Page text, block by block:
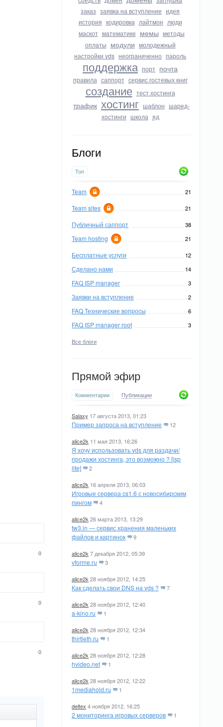
заказ заявка на вступление идея
история кодировка лайтмон люди
маскот математике мемы методы
оплаты модули молодежный
настройки vds неограниченно пароль
поддержка порт почта
правила саппорт сервис гостевых книг
создание тест хостинга
трафик хостинг шаблон шаред-
хостинги школа яд
Блоги
Топ
Team 21
Team sites 21
Публичный саппорт 38
Team hosting 21
Бесплатные услуги 12
Сделано нами 14
FAQ ISP manager 3
Заявки на вступление 2
FAQ Технические вопросы 6
FAQ ISP manager root 3
Все блоги
Прямой эфир
Комментарии Публикации
Salaxy 17 августа 2013, 01:23
Пример запроса на вступление 12
alice2k 11 мая 2013, 16:26
Я хочу использовать vds для раздачи/
продажи хостинга, это возможно ? [isp
lite]
2
alice2k 16 апреля 2013, 06:03
Игровые сервера cs1.6 с новосибирским
пингом
4
alice2k 26 марта 2013, 13:29
tw3.in — сервис хранения маленьких
файлов и картинок
9
alice2k 7 декабря 2012, 05:39
vforme.ru 3
alice2k 28 ноября 2012, 14:25
Как сделать свои DNS на vds ? 7
alice2k 28 ноября 2012, 12:40
a-kino.ru 1
alice2k 28 ноября 2012, 12:34
thirtieth.ru 1
alice2k 28 ноября 2012, 12:28
hvideo.net 1
alice2k 28 ноября 2012, 12:22
1mediahold.ru 1
deltex 4 ноября 2012, 16:25
2 мониторинга игровых серверов 1
0
0
0